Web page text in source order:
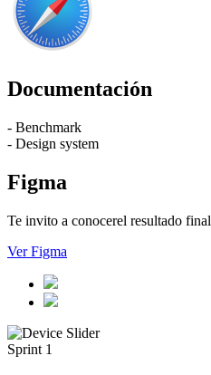
Documentación
- Benchmark
- Design system
Figma
Te invito a conocerel resultado final
Ver Figma
Sprint 1